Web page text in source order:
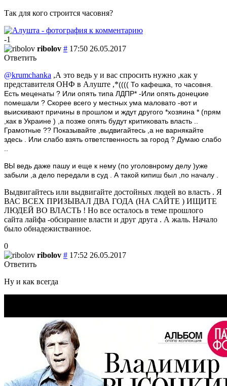
Так для кого строится часовня?
-1
ribolov # 17:50 26.05.2017
Ответить
@krumchanka ,А это ведь у и вас спросить нужно ,как у
представителя ОНФ в Алуште ,*(((( То кафешка, то часовня.
Есть меценаты ? Или опять типа ЛДПР* -Или опять донецкие
помешали ? Скорее всего у местных ума маловато -вот и
выискивают причины в прошлом и ждут другого *хозяина * (прям
,как в Украине ) ,а позже опять будут критиковать власть ..
Грамотные ?? Показывайте ,выдвигайтесь ,а не варнякайте
здесь . Или слабо взять ответственность за город ? Думаю слабо
..
ВЫ ведь даже пашу и еще к нему (по уголовнрому делу )уже
забыли ,а дело передали в суд . А такой кипиш был ,по началу .
Выдвигайтесь или выдвигайте достойных людей во власть . Я
ВАС ВСЕХ ПРИЗЫВАЛ ДВА ГОДА (НА САЙТЕ ) ИЩИТЕ
ЛЮДЕЙ ВО ВЛАСТЬ ! Но все осталось в теме прошлого
сайта лайфа -обсирание власти и друг друга . А жаль. Начало
было обнадежистванное.
0
ribolov # 17:52 26.05.2017
Ответить
Ну и как всегда